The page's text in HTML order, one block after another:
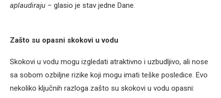
aplaudiraju – glasio je stav jedne Dane.
Zašto su opasni skokovi u vodu
Skokovi u vodu mogu izgledati atraktivno i uzbudljivo, ali nose
sa sobom ozbiljne rizike koji mogu imati teške posledice. Evo
nekoliko ključnih razloga zašto su skokovi u vodu opasni: